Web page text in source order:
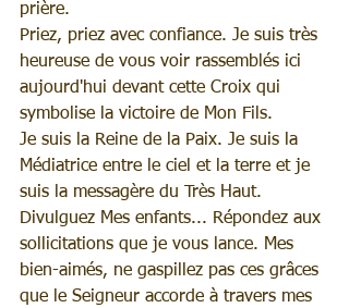
prière.
Priez, priez avec confiance. Je suis très
heureuse de vous voir rassemblés ici
aujourd'hui devant cette Croix qui
symbolise la victoire de Mon Fils.
Je suis la Reine de la Paix. Je suis la
Médiatrice entre le ciel et la terre et je
suis la messagère du Très Haut.
Divulguez Mes enfants... Répondez aux
sollicitations que je vous lance. Mes
bien-aimés, ne gaspillez pas ces grâces
que le Seigneur accorde à travers mes